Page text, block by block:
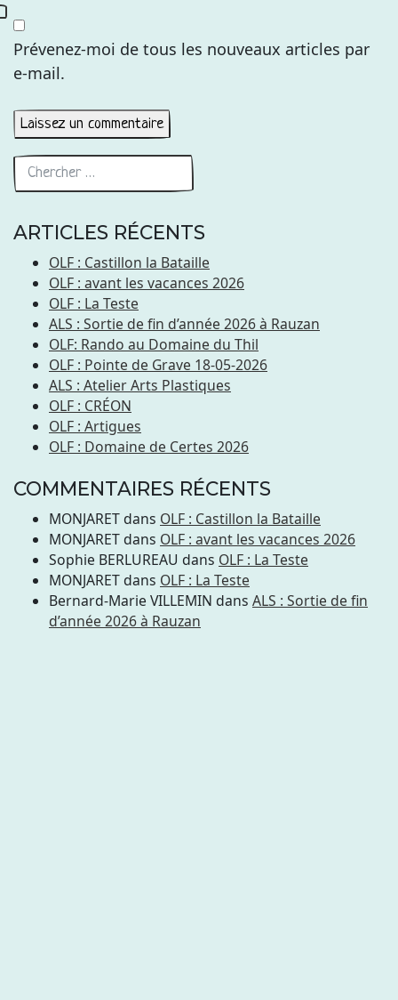
Prévenez-moi de tous les nouveaux articles par
e-mail.
ARTICLES RÉCENTS
OLF : Castillon la Bataille
OLF : avant les vacances 2026
OLF : La Teste
ALS : Sortie de fin d’année 2026 à Rauzan
OLF: Rando au Domaine du Thil
OLF : Pointe de Grave 18-05-2026
ALS : Atelier Arts Plastiques
OLF : CRÉON
OLF : Artigues
OLF : Domaine de Certes 2026
COMMENTAIRES RÉCENTS
MONJARETdans OLF : Castillon la Bataille
MONJARETdans OLF : avant les vacances 2026
Sophie BERLUREAU dans OLF : La Teste
MONJARETdans OLF : La Teste
Bernard-Marie VILLEMIN dans ALS : Sortie de fin
d’année 2026 à Rauzan